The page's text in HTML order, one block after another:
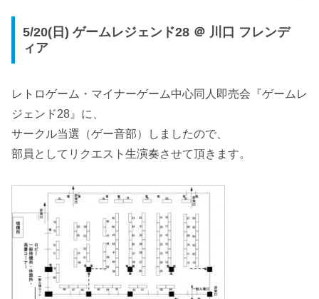
5/20(日) ゲームレジェンド28 ＠ 川口 フレンデ
ィア
レトロゲーム・マイナーゲーム中心同人即売会『ゲームレ
ジェンド28』に、
サークル当選（ゲー音部）しましたので、
部員としてリクエスト生演奏させて頂きます。